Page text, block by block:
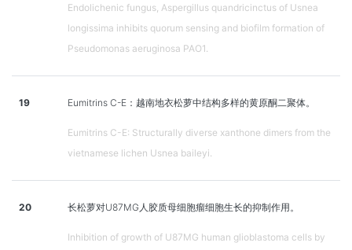
Endolichenic fungus, Aspergillus quandricinctus of Usnea
longissima inhibits quorum sensing and biofilm formation of
Pseudomonas aeruginosa PAO1.
19 Eumitrins C-E：越南地衣松萝中结构多样的黄原酮二聚体。
Eumitrins C-E: Structurally diverse xanthone dimers from the
vietnamese lichen Usnea baileyi.
20 长松萝对U87MG人胶质母细胞瘤细胞生长的抑制作用。
Inhibition of growth of U87MG human glioblastoma cells by